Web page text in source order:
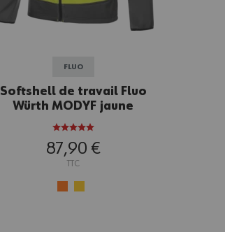
FLUO
Softshell de travail Fluo
Würth MODYF jaune
87,90 €
TTC